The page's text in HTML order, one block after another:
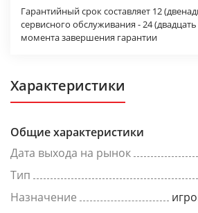
Гарантийный срок составляет 12
сервисного обслуживания - 24
момента завершения гарантии
Характеристики
Общие характеристики
Дата выхода на рынок
Тип
Назначение